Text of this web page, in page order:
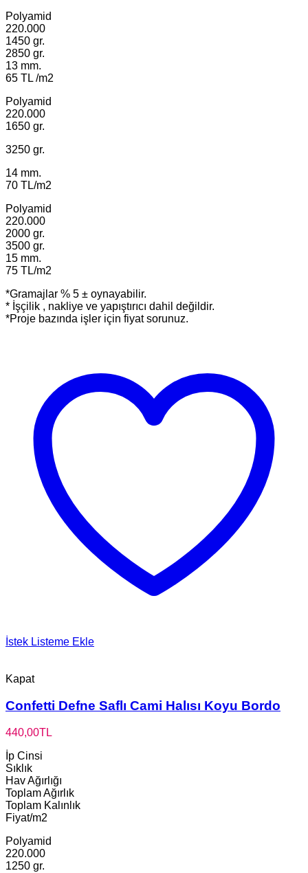
Polyamid
220.000
1450 gr.
2850 gr.
13 mm.
65 TL /m2
Polyamid
220.000
1650 gr.
3250 gr.
14 mm.
70 TL/m2
Polyamid
220.000
2000 gr.
3500 gr.
15 mm.
75 TL/m2
*Gramajlar % 5 ± oynayabilir.
* İşçilik , nakliye ve yapıştırıcı dahil değildir.
*Proje bazında işler için fiyat sorunuz.
İstek Listeme Ekle
Kapat
Confetti Defne Saflı Cami Halısı Koyu Bordo
440,00TL
İp Cinsi
Sıklık
Hav Ağırlığı
Toplam Ağırlık
Toplam Kalınlık
Fiyat/m2
Polyamid
220.000
1250 gr.